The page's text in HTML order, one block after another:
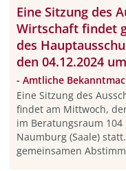
Eine Sitzung des
Wirtschaft findet
des
den 04.12.2024
- Amtliche
Eine Sitzung des
findet am Mittwoch,
im Beratungsraum
Naumburg (Saale)
gemeinsamen